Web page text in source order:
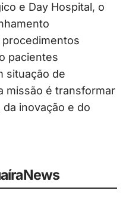
e Day Hospital, o
procedimentos
pacientes
situação de
missão é transformar
inovação e do